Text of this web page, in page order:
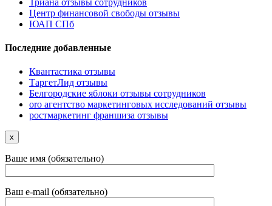
Центр финансовой свободы отзывы
ЮАП СПб
Последние добавленные
Квантастика отзывы
ТаргетЛид отзывы
Белгородские яблоки отзывы сотрудников
oro агентство маркетинговых исследований отзывы
ростмаркетинг франшиза отзывы
x
Ваше имя (обязательно)
Ваш e-mail (обязательно)